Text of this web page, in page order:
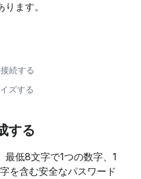
ます。
続する
ズする
する
最低8文字で1つの数字、1
を含む安全なパスワード